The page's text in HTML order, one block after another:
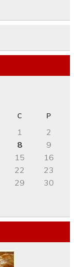
C P
1
2
8
9
15
16
22
23
29
30